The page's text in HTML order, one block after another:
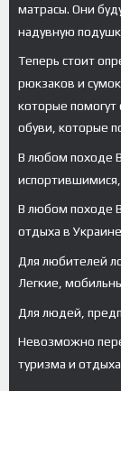
матрасы. Они
надувную
Теперь стоит
рюкзаков и
которые помогут
обуви, которые
В любом походе
В любом походе
отдыха в
Для любителей
Легкие,
Для людей,
Невозможно
туризма и